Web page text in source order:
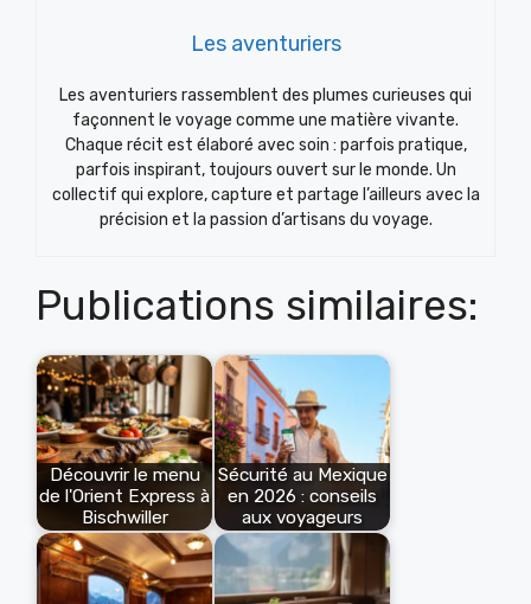
Les aventuriers
Les aventuriers rassemblent des plumes curieuses qui
façonnent le voyage comme une matière vivante.
Chaque récit est élaboré avec soin : parfois pratique,
parfois inspirant, toujours ouvert sur le monde. Un
collectif qui explore, capture et partage l’ailleurs avec la
précision et la passion d’artisans du voyage.
Publications similaires:
Découvrir le menu
de l'Orient Express à
Bischwiller
Sécurité au Mexique
en 2026 : conseils
aux voyageurs